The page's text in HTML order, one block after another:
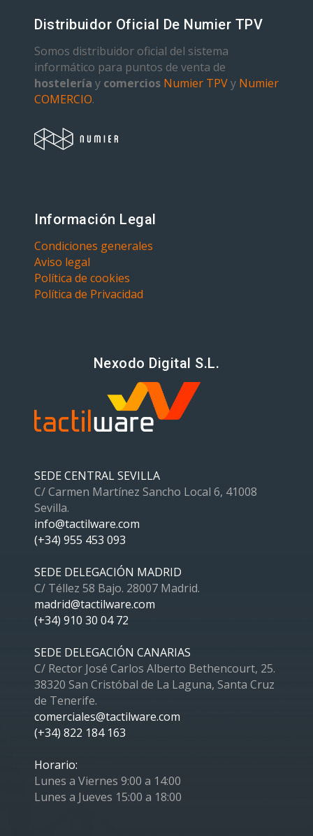
Distribuidor Oficial De Numier TPV
Somos distribuidor oficial del sistema
informático para puntos de venta de
hostelería y comercios Numier TPVy Numier
COMERCIO.
Información Legal
Condiciones generales
Aviso legal
Política de cookies
Política de Privacidad
Nexodo Digital S.L.
SEDE CENTRAL SEVILLA
C/ Carmen Martínez Sancho Local 6, 41008
Sevilla.
info@tactilware.com
(+34) 955 453 093
SEDE DELEGACIÓN MADRID
C/ Téllez 58 Bajo. 28007 Madrid.
madrid@tactilware.com
(+34) 910 30 04 72
SEDE DELEGACIÓN CANARIAS
C/ Rector José Carlos Alberto Bethencourt, 25.
38320 San Cristóbal de La Laguna, Santa Cruz
de Tenerife.
comerciales@tactilware.com
(+34) 822 184 163
Horario:
Lunes a Viernes 9:00 a 14:00
Lunes a Jueves 15:00 a 18:00